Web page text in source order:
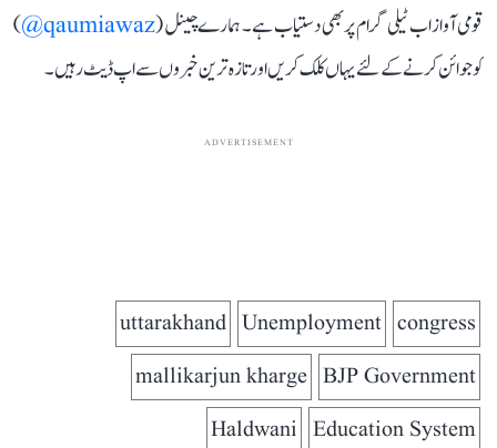
قومی آواز اب ٹیلی گرام پر بھی دستیاب ہے۔ ہمارے چینل (qaumiawaz@
)
کو جوائن کرنے کے لئے یہاں کلک کریں اور تازہ ترین خبروں سے اپ ڈیٹ رہیں۔
ADVERTISEMENT
congress
Unemployment
uttarakhand
BJP Government
mallikarjun kharge
Education System
Haldwani